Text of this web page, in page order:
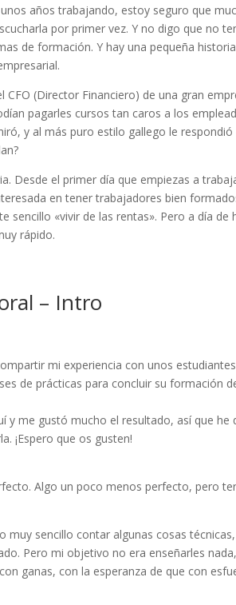
años trabajando, estoy seguro que
por primer vez. Y no digo que no
de formación. Y hay una pequeña
(Director Financiero) de una gran
pagarles cursos tan caros a los
y al más puro estilo gallego le
Desde el primer día que empiezas a
en tener trabajadores bien
«vivir de las rentas». Pero a día de
rápido.
– Intro
mi experiencia con unos
de prácticas para concluir su formación
me gustó mucho el resultado, así que he
¡Espero que os gusten!
Algo un poco menos perfecto, pero
sencillo contar algunas cosas
Pero mi objetivo no era enseñarles
ganas, con la esperanza de que con